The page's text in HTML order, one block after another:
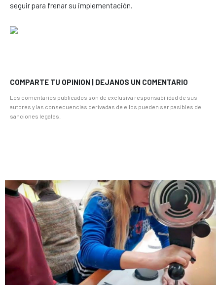
seguir para frenar su implementación.
COMPARTE TU OPINION | DEJANOS UN COMENTARIO
Los comentarios publicados son de exclusiva responsabilidad de sus
autores y las consecuencias derivadas de ellos pueden ser pasibles de
sanciones legales.